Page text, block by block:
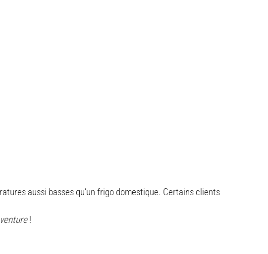
aussi basses qu’un frigo domestique. Certains clients
!